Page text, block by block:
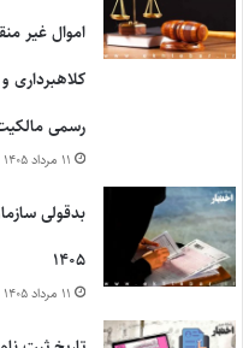
اموال غیر
کلاهبرداری
رسمی
۱۱ مرداد ۱۴۰۵
بدقولی
۱۴۰۵
۱۱ مرداد ۱۴۰۵